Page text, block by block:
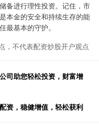
备进行理性投资。记住，市
本金的安全和持续生存的能
最基本的守护。
，不代表配资炒股开户观点
司助您轻松投资，财富增
资，稳健增值，轻松获利